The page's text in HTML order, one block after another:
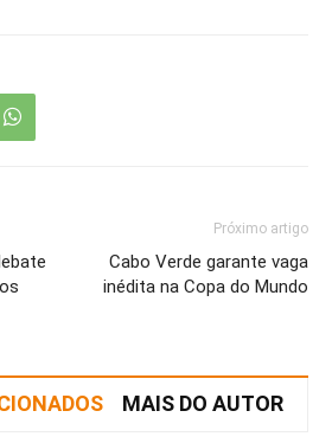
Próximo artigo
Cabo Verde garante vaga
inédita na Copa do Mundo
MAIS DO AUTOR